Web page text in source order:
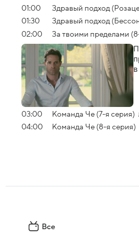
01:00
Здравый подход
01:30
Здравый подход
02:00
За твоими пределами
03:00
Команда Че (7-я серия)
04:00
Команда Че (8-я серия)
Все